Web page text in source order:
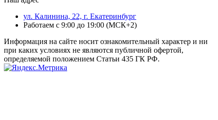
ул. Калинина, 22, г. Екатеринбург
Работаем с 9:00 до 19:00 (МСК+2)
Информация на сайте носит ознакомительный характер и ни
при каких условиях не являются публичной офертой,
определяемой положением Статьи 435 ГК РФ.